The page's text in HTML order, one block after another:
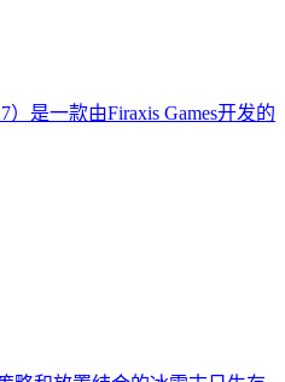
）是一款由Firaxis Games开发的